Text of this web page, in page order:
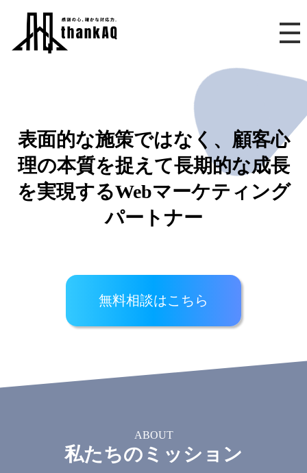
表面的な施策ではなく、顧客心
理の本質を捉えて長期的な成長
を実現するWebマーケティング
パートナー
無料相談はこちら
ABOUT
私たちのミッション